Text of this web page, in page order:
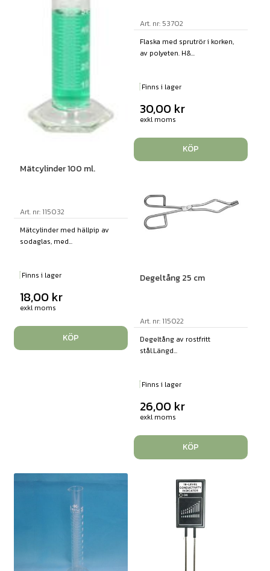
Mätcylinder 100 ml.
Art. nr: 115032
Mätcylinder med hällpip av
sodaglas, med...
Finns i lager
18,00 kr
exkl moms
KÖP
Art. nr: 53702
Flaska med sprutrör i korken,
av polyeten. H&...
Finns i lager
30,00 kr
exkl moms
KÖP
Degeltång 25 cm
Art. nr: 115022
Degeltång av rostfritt
stål.Längd...
Finns i lager
26,00 kr
exkl moms
KÖP